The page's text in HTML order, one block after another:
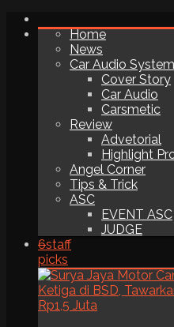
Home
News
Car Audio System
Cover Story
Car Audio
Carsmetic
Review
Advetorial
Highlight
Angel Corner
Tips & Trick
ASC
EVENT ASC
JUDGE
6staff
picks